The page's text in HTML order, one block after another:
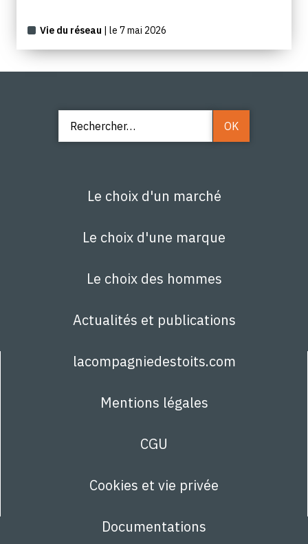
Vie du réseau | le 7 mai 2026
Le choix d'un marché
Le choix d'une marque
Le choix des hommes
Actualités et publications
lacompagniedestoits.com
Mentions légales
CGU
Cookies et vie privée
Documentations